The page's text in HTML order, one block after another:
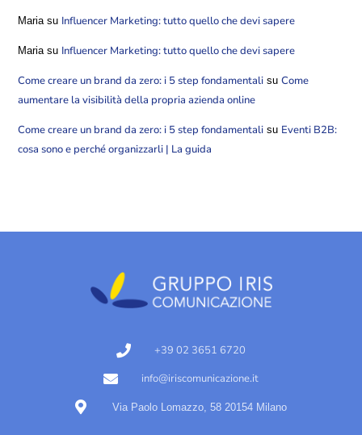
Mariasu Influencer Marketing: tutto quello che devi sapere
Mariasu Influencer Marketing: tutto quello che devi sapere
Come creare un brand da zero: i 5 step fondamentali suCome
aumentare la visibilità della propria azienda online
Come creare un brand da zero: i 5 step fondamentali su Eventi B2B:
cosa sono e perché organizzarli | La guida
+39 02 3651 6720
info@iriscomunicazione.it
Via Paolo Lomazzo, 58 20154 Milano